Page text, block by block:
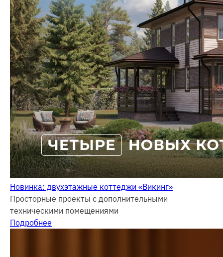
Новинка: двухэтажные коттеджи «Викинг»
Просторные проекты с дополнительными
техническими помещениями
Подробнее